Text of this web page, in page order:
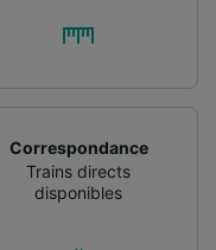
Correspondance
Trains directs
disponibles